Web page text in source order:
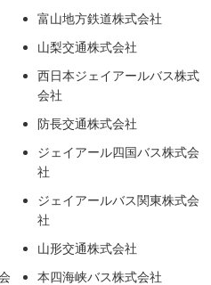
富山地方鉄道株式会社
山梨交通株式会社
西日本ジェイアールバス株式
会社
防長交通株式会社
ジェイアール四国バス株式会
社
ジェイアールバス関東株式会
社
山形交通株式会社
本四海峡バス株式会社